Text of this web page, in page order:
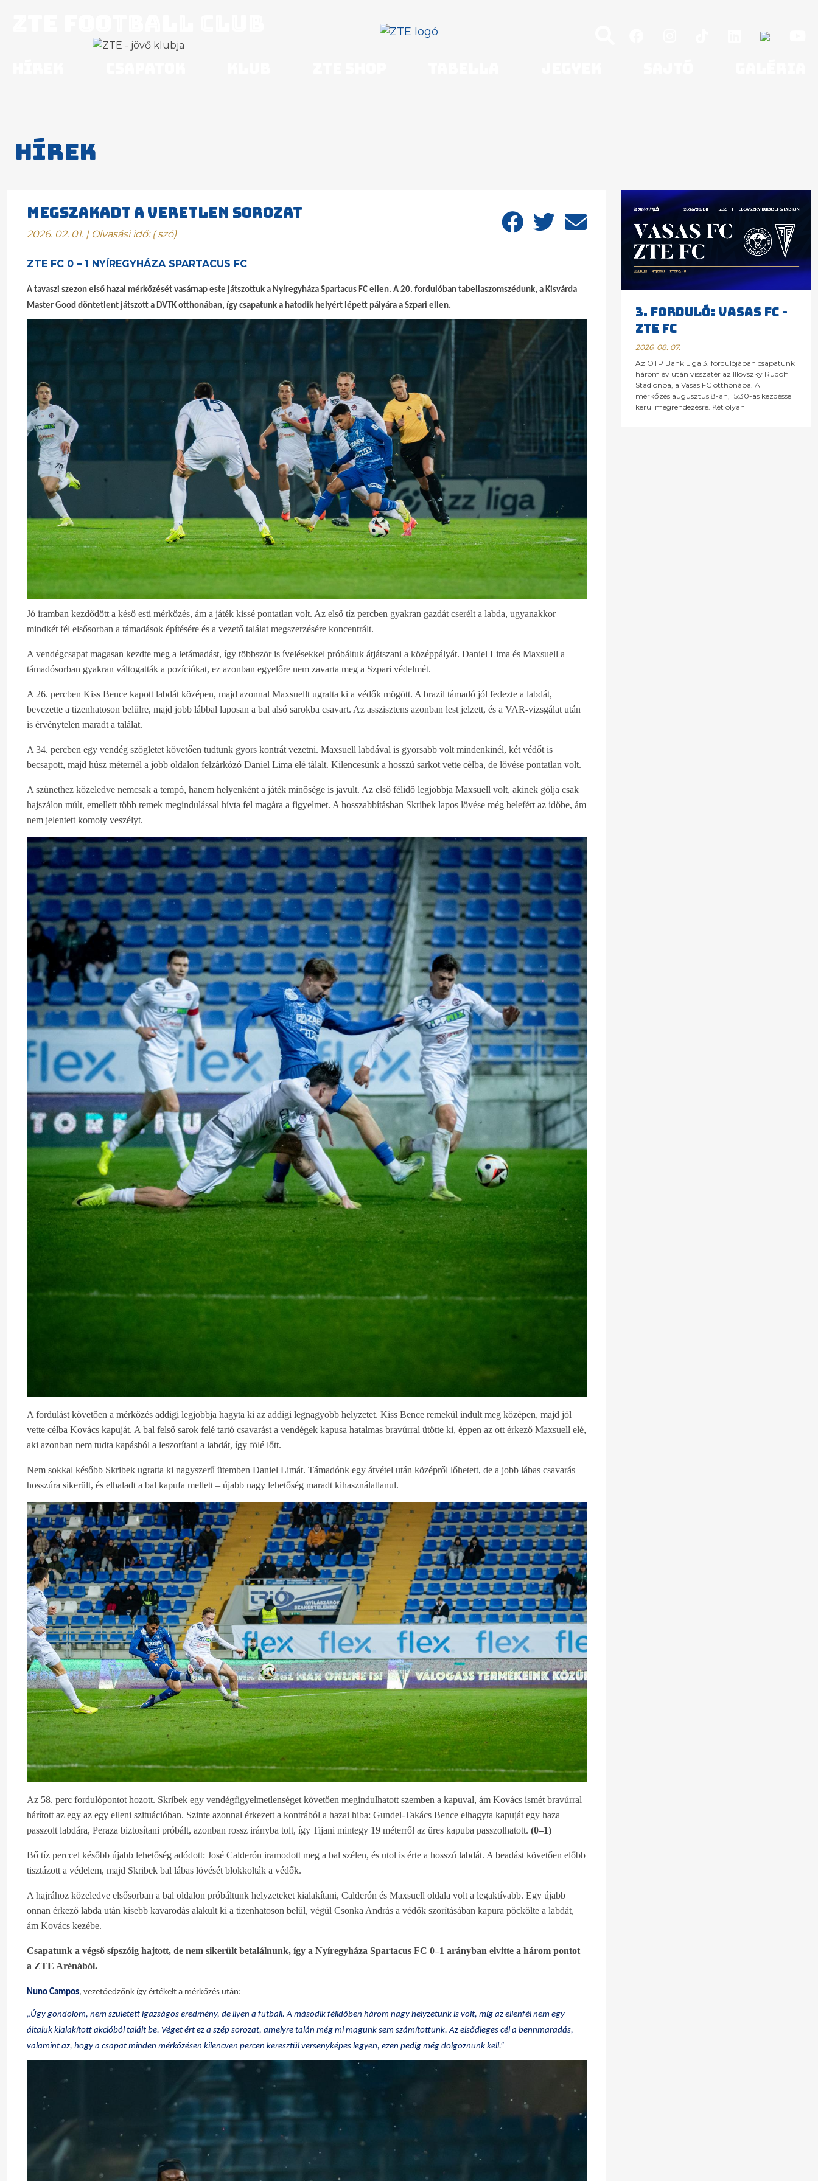
Hírek
MEGSZAKADT A VERETLEN SOROZAT
2026. 02. 01. | Olvasási idő: (szó)
ZTE FC 0 – 1 NYÍREGYHÁZA SPARTACUS FC
A tavaszi szezon első hazai mérkőzését vasárnap este játszottuk a Nyíregyháza Spartacus FC ellen. A 20. fordulóban tabellaszomszédunk, a Kisvárda
Master Good döntetlent játszott a DVTK otthonában, így csapatunk a hatodik helyért lépett pályára a Szpari ellen.
Jó iramban kezdődött a késő esti mérkőzés, ám a játék kissé pontatlan volt. Az első tíz percben gyakran gazdát cserélt a labda, ugyanakkor
mindkét fél elsősorban a támadások építésére és a vezető találat megszerzésére koncentrált.
A vendégcsapat magasan kezdte meg a letámadást, így többször is ívelésekkel próbáltuk átjátszani a középpályát. Daniel Lima és Maxsuell a
támadósorban gyakran váltogatták a pozíciókat, ez azonban egyelőre nem zavarta meg a Szpari védelmét.
A 26. percben Kiss Bence kapott labdát középen, majd azonnal Maxsuellt ugratta ki a védők mögött. A brazil támadó jól fedezte a labdát,
bevezette a tizenhatoson belülre, majd jobb lábbal laposan a bal alsó sarokba csavart. Az asszisztens azonban lest jelzett, és a VAR-vizsgálat után
is érvénytelen maradt a találat.
A 34. percben egy vendég szögletet követően tudtunk gyors kontrát vezetni. Maxsuell labdával is gyorsabb volt mindenkinél, két védőt is
becsapott, majd húsz méternél a jobb oldalon felzárkózó Daniel Lima elé tálalt. Kilencesünk a hosszú sarkot vette célba, de lövése pontatlan volt.
A szünethez közeledve nemcsak a tempó, hanem helyenként a játék minősége is javult. Az első félidő legjobbja Maxsuell volt, akinek gólja csak
hajszálon múlt, emellett több remek megindulással hívta fel magára a figyelmet. A hosszabbításban Skribek lapos lövése még belefért az időbe, ám
nem jelentett komoly veszélyt.
A fordulást követően a mérkőzés addigi legjobbja hagyta ki az addigi legnagyobb helyzetet. Kiss Bence remekül indult meg középen, majd jól
vette célba Kovács kapuját. A bal felső sarok felé tartó csavarást a vendégek kapusa hatalmas bravúrral ütötte ki, éppen az ott érkező Maxsuell elé,
aki azonban nem tudta kapásból a leszorítani a labdát, így fölé lőtt.
Nem sokkal később Skribek ugratta ki nagyszerű ütemben Daniel Limát. Támadónk egy átvétel után középről lőhetett, de a jobb lábas csavarás
hosszúra sikerült, és elhaladt a bal kapufa mellett – újabb nagy lehetőség maradt kihasználatlanul.
Az 58. perc fordulópontot hozott. Skribek egy vendégfigyelmetlenséget követően megindulhatott szemben a kapuval, ám Kovács ismét bravúrral
hárított az egy az egy elleni szituációban. Szinte azonnal érkezett a kontrából a hazai hiba: Gundel-Takács Bence elhagyta kapuját egy haza
passzolt labdára, Peraza biztosítani próbált, azonban rossz irányba tolt, így Tijani mintegy 19 méterről az üres kapuba passzolhatott. (0–1)
Bő tíz perccel később újabb lehetőség adódott: José Calderón iramodott meg a bal szélen, és utol is érte a hosszú labdát. A beadást követően előbb
tisztázott a védelem, majd Skribek bal lábas lövését blokkolták a védők.
A hajrához közeledve elsősorban a bal oldalon próbáltunk helyzeteket kialakítani, Calderón és Maxsuell oldala volt a legaktívabb. Egy újabb
onnan érkező labda után kisebb kavarodás alakult ki a tizenhatoson belül, végül Csonka András a védők szorításában kapura pöckölte a labdát,
ám Kovács kezébe.
Csapatunk a végső sípszóig hajtott, de nem sikerült betalálnunk, így a Nyíregyháza Spartacus FC 0–1 arányban elvitte a három pontot
a ZTE Arénából.
Nuno Campos, vezetőedzőnk így értékelt a mérkőzés után:
„Úgy gondolom, nem született igazságos eredmény, de ilyen a futball. A második félidőben három nagy helyzetünk is volt, míg az ellenfél nem egy
általuk kialakított akcióból talált be. Véget ért ez a szép sorozat, amelyre talán még mi magunk sem számítottunk. Az elsődleges cél a bennmaradás,
valamint az, hogy a csapat minden mérkőzésen kilencven percen keresztül versenyképes legyen, ezen pedig még dolgoznunk kell.”
3. FORDULÓ: VASAS FC -
ZTE FC
2026. 08. 07.
Az OTP Bank Liga 3. fordulójában csapatunk
három év után visszatér az Illovszky Rudolf
Stadionba, a Vasas FC otthonába. A
mérkőzés augusztus 8-án, 15:30-as kezdéssel
kerül megrendezésre. Két olyan